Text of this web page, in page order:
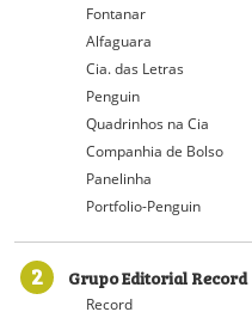
Fontanar
Alfaguara
Cia. das Letras
Penguin
Quadrinhos na Cia
Companhia de Bolso
Panelinha
Portfolio-Penguin
2 Grupo Editorial Record
Record